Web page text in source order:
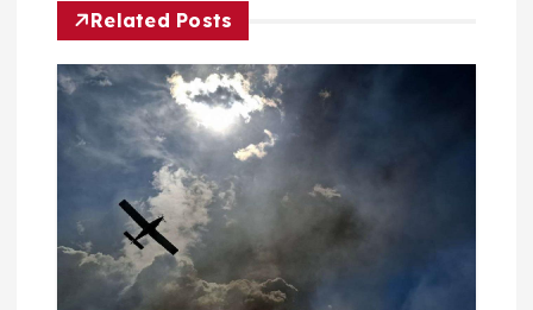
a
o
b
Related Posts